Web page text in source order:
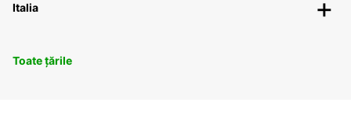
Italia
Toate țările